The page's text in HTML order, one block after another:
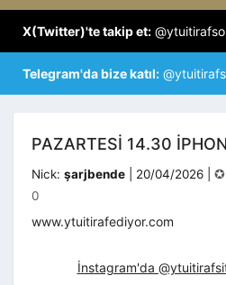
X(Twitter)'te takip et:
Telegram'da bize katıl:
PAZARTESI 14.30
Nick: şarjbende 20/04/2026
0
www.ytuitirafediyor.com
İnstagram'da